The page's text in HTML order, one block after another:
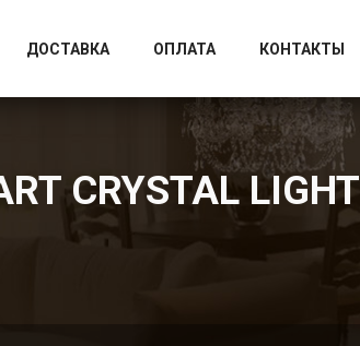
ДОСТАВКА ОПЛАТА КОНТАКТЫ
CRYSTAL LIGHT